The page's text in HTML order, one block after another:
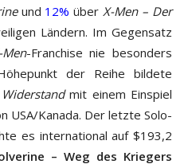
und 12% überX-Men – Der
Ländern. Im Gegensatz
Men-Franchise nie besonders
der Reihe bildete
mit einem Einspiel
USA/Kanada. Der letzte Solo-
es international auf $193,2
– Weg des Kriegers